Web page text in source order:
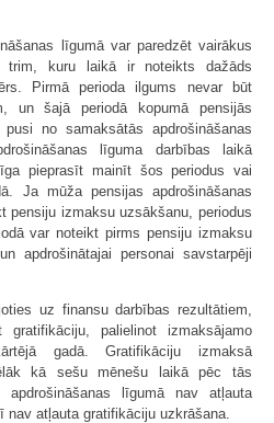
līgumā var paredzēt vairākus
trim, kuru laikā ir noteikts dažāds
Pirmā perioda ilgums nevar būt
un šajā periodā kopumā pensijās
no samaksātās apdrošināšanas
līguma darbības laikā
pieprasīt mainīt šos periodus vai
Ja mūža pensijas apdrošināšanas
pensiju izmaksu uzsākšanu, periodus
var noteikt pirms pensiju izmaksu
apdrošinātajai personai savstarpēji
uz finansu darbības rezultātiem,
palielinot izmaksājamo
gadā. Gratifikāciju izmaksā
kā sešu mēnešu laikā pēc tās
apdrošināšanas līgumā nav atļauta
nav atļauta gratifikāciju uzkrāšana.